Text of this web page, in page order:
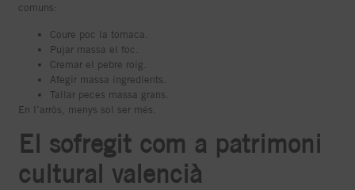
comuns:
Coure poc la tomaca.
Pujar massa el foc.
Cremar el pebre roig.
Afegir massa ingredients.
Tallar peces massa grans.
En l’arròs, menys sol ser més.
El sofregit com a patrimoni
cultural valencià